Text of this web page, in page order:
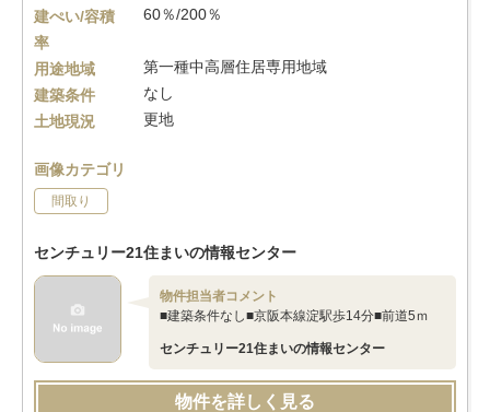
建ぺい/容積
率
60％/200％
用途地域
第一種中高層住居専用地域
建築条件
なし
土地現況
更地
画像カテゴリ
間取り
センチュリー21住まいの情報センター
物件担当者コメント
■建築条件なし■京阪本線淀駅歩14分■前道5ｍ
センチュリー21住まいの情報センター
物件を詳しく見る